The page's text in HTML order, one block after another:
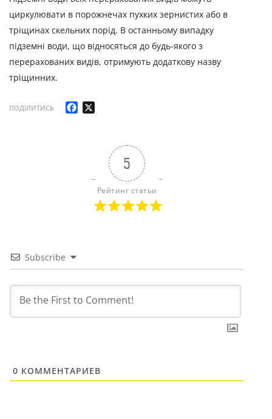
циркулювати в порожнечах пухких зернистих або в
тріщинах скельних порід. В останньому випадку
підземні води, що відносяться до будь-якого з
перерахованих видів, отримують додаткову назву
тріщинних.
ПОДІЛИТИСЬ Facebook
5
Рейтинг статьи
Subscribe
0 КОММЕНТАРИЕВ